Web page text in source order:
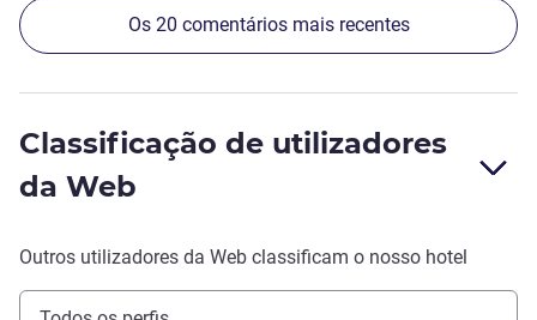
Os 20 comentários mais recentes
Classificação de utilizadores
da Web
Outros utilizadores da Web classificam o nosso hotel